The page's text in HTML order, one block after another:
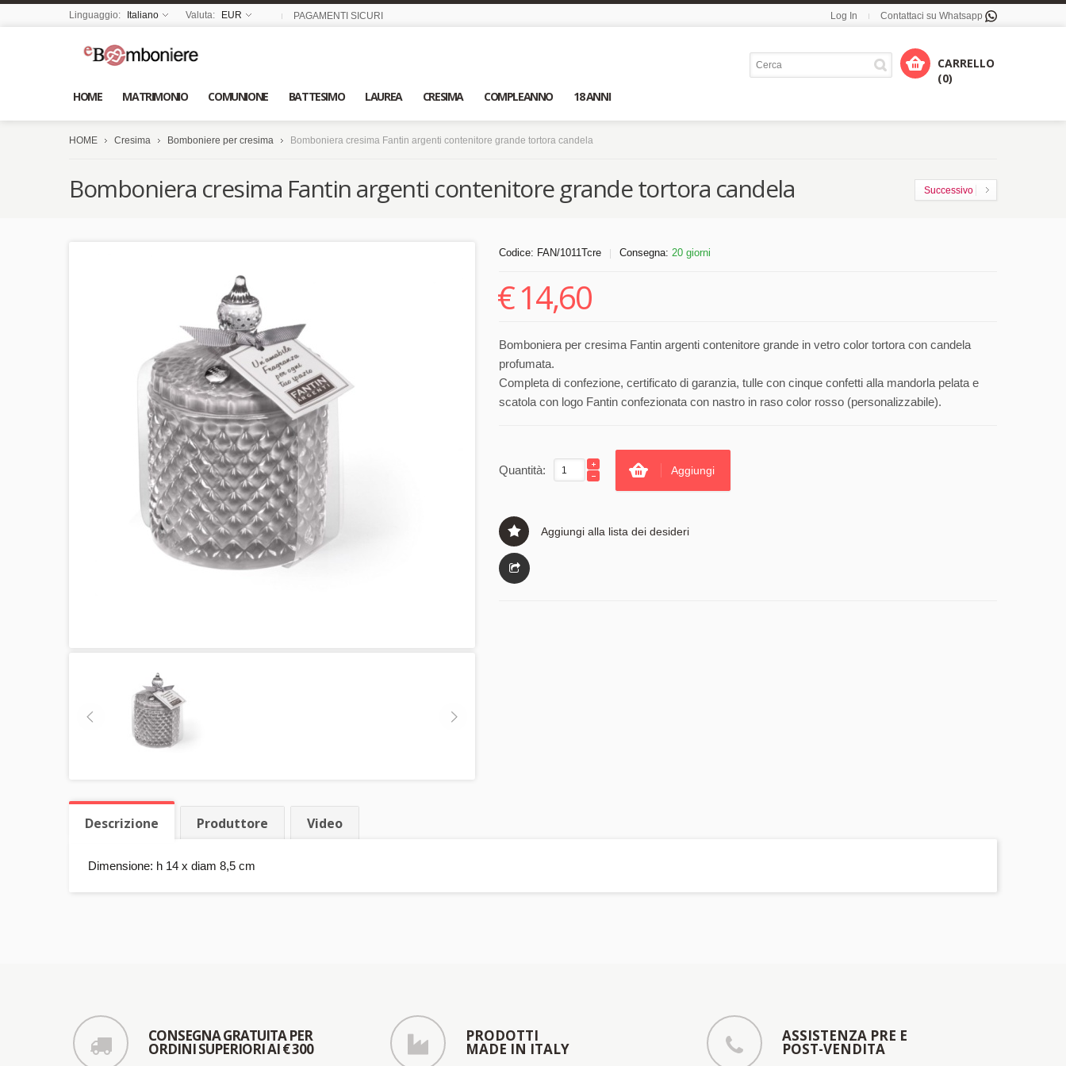
Linguaggio: Italiano Valuta: EUR PAGAMENTI SICURI Log In Contattaci su Whatsapp
HOME MATRIMONIO COMUNIONE BATTESIMO LAUREA CRESIMA COMPLEANNO 18 ANNI
CARRELLO
(0)
HOME Cresima Bomboniere per cresima Bomboniera cresima Fantin argenti contenitore grande tortora candela
Successivo
Bomboniera cresima Fantin argenti contenitore grande tortora candela
Codice: FAN/1011Tcre Consegna: 20 giorni
€14,60
Bomboniera per cresima Fantin argenti contenitore grande in vetro color tortora con candela
profumata.
Completa di confezione, certificato di garanzia, tulle con cinque confetti alla mandorla pelata e
scatola con logo Fantin confezionata con nastro in raso color rosso (personalizzabile).
Quantità: Aggiungi
Aggiungi alla lista dei desideri
Descrizione Produttore Video
Dimensione: h 14 x diam 8,5 cm
CONSEGNA GRATUITA PER
ORDINI SUPERIORI AI € 300
PRODOTTI
MADE IN ITALY
ASSISTENZA PRE E
POST-VENDITA